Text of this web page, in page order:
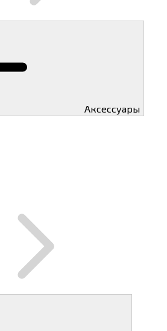
Аксессуары